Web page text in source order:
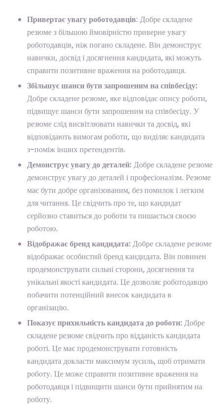
Привертає увагу роботодавців: Добре складене
резюме з більшою ймовірністю приверне увагу
роботодавців, ніж погано складене. Він демонструє
навички, досвід і досягнення кандидата, які можуть
справити позитивне враження на роботодавця.
Збільшує шанси бути запрошеним на співбесіду:
Добре складене резюме, яке відповідає опису роботи,
підвищує шанси бути запрошеним на співбесіду. У
резюме слід висвітлювати навички та досвід, які
відповідають вимогам роботи, що виділяє кандидата
з-поміж інших претендентів.
Демонструє увагу до деталей:Добре складене резюме
демонструє увагу до деталей і професіоналізм. Резюме
має бути добре організованим, без помилок і легким
для читання. Це свідчить про те, що кандидат
серйозно ставиться до роботи та пишається своєю
роботою.
Відображає бренд кандидата:Добре складене резюме
відображає особистий бренд кандидата. Він повинен
продемонструвати сильні сторони, досягнення та
унікальні якості кандидата. Це дозволяє роботодавцю
побачити потенційний внесок кандидата в
організацію.
Показує прихильність кандидата до роботи:Добре
складене резюме свідчить про відданість кандидата
роботі. Це має продемонструвати готовність
кандидата докласти максимум зусиль, щоб отримати
роботу. Це може справити позитивне враження на
роботодавця і підвищити шанси бути прийнятим на
роботу.